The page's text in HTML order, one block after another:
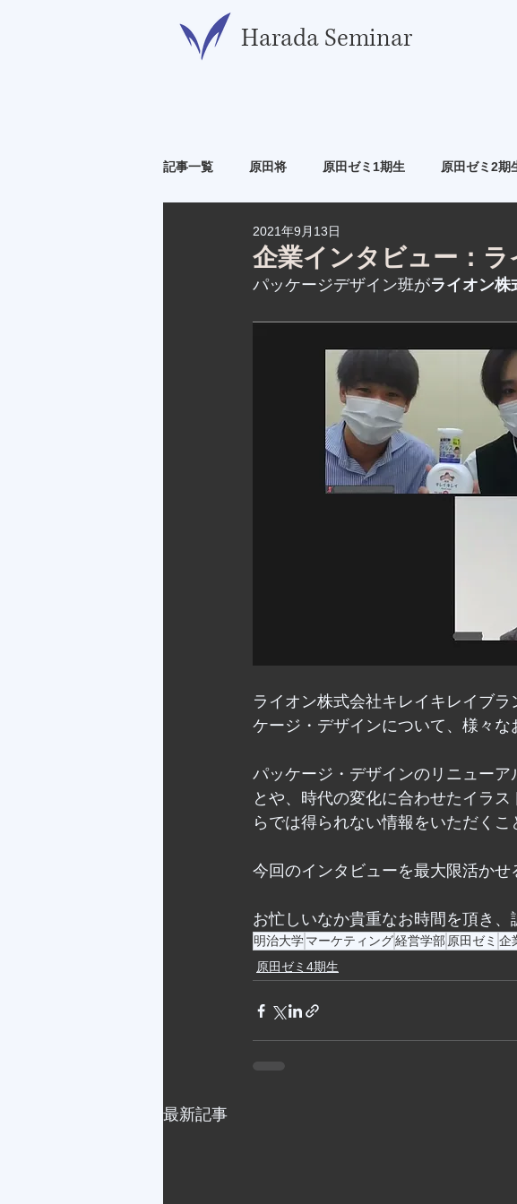
​Harada Seminar
記事一覧 原田将 原田ゼミ1期生 原田ゼミ2期
原田ゼミ6期生 原田ゼミ7期生
企業インタビュー：
2021年9月13日
パッケージデザイン班がライオン株
ライオン株式会社キレイキレイブ
ケージ・デザインについて、様々な
パッケージ・デザインのリニュー
とや、時代の変化に合わせたイラ
らでは得られない情報をいただくこ
今回のインタビューを最大限活かせ
お忙しいなか貴重なお時間を頂き、
明治大学マーケティング経営学部 原田ゼミ 企
原田ゼミ4期生
最新記事